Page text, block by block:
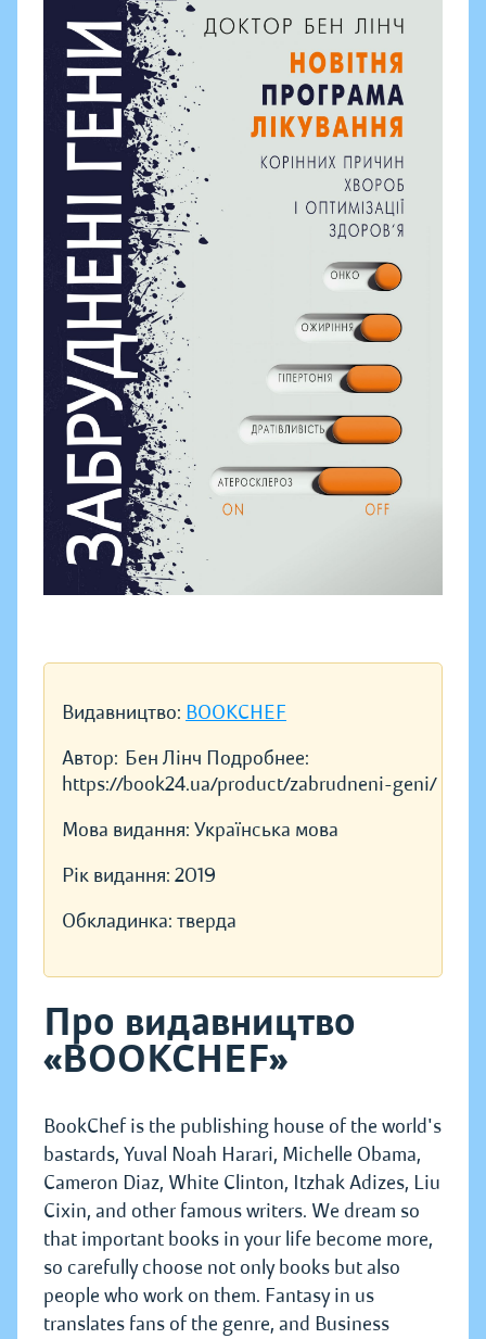
Видавництво: BOOKCHEF
Автор: Бен Лінч Подробнее:
https://book24.ua/product/zabrudneni-geni/
Мова видання: Українська мова
Рік видання: 2019
Обкладинка: тверда
Про видавництво
«BOOKCHEF»
BookChef is the publishing house of the world's
bastards, Yuval Noah Harari, Michelle Obama,
Cameron Diaz, White Clinton, Itzhak Adizes, Liu
Cixin, and other famous writers. We dream so
that important books in your life become more,
so carefully choose not only books but also
people who work on them. Fantasy in us
translates fans of the genre, and Business